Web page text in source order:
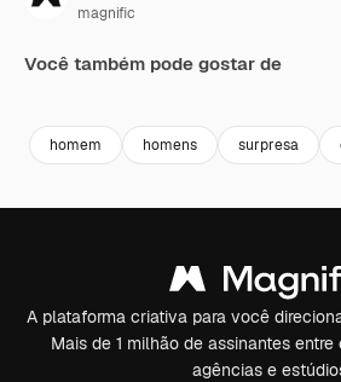
magnific
Você também pode gostar de
homem homens surpresa
A plataforma criativa para você
Mais de 1 milhão de assinantes
agências e